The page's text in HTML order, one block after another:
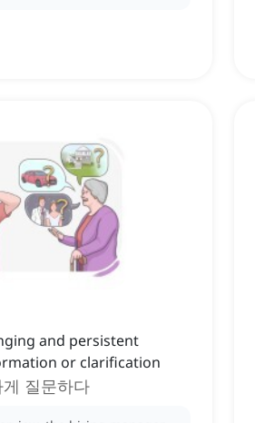
and persistent
or clarification
요하게 질문하다